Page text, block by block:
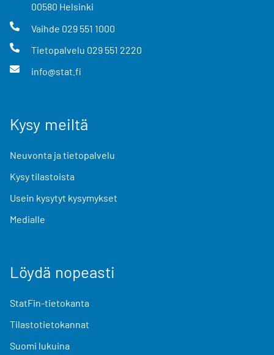
00580 Helsinki
Vaihde 029 551 1000
Tietopalvelu 029 551 2220
info@stat.fi
Kysy meiltä
Neuvonta ja tietopalvelu
Kysy tilastoista
Usein kysytyt kysymykset
Medialle
Löydä nopeasti
StatFin-tietokanta
Tilastotietokannat
Suomi lukuina